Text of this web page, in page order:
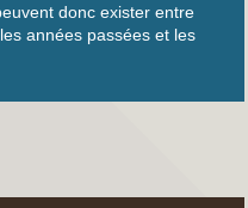
donc exister entre
années passées et les